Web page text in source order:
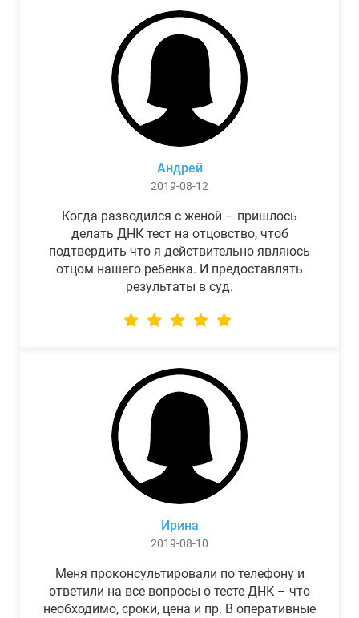
Андрей
2019-08-12
Когда разводился с женой – пришлось
делать ДНК тест на отцовство, чтоб
подтвердить что я действительно являюсь
отцом нашего ребенка. И предоставлять
результаты в суд.
Ирина
2019-08-10
Меня проконсультировали по телефону и
ответили на все вопросы о тесте ДНК – что
необходимо, сроки, цена и пр. В оперативные